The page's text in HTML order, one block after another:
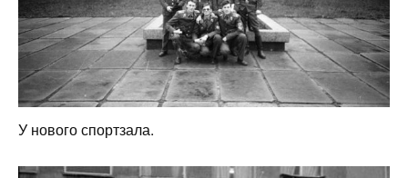
У нового спортзала.